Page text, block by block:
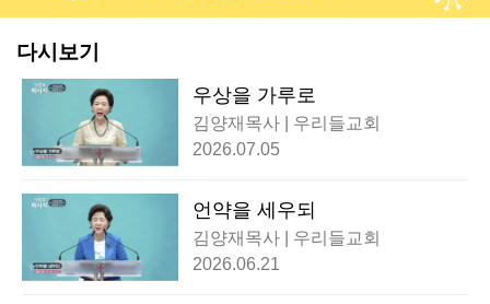
다시보기
우상을 가루로
김양재목사 | 우리들교회
2026.07.05
언약을 세우되
김양재목사 | 우리들교회
2026.06.21